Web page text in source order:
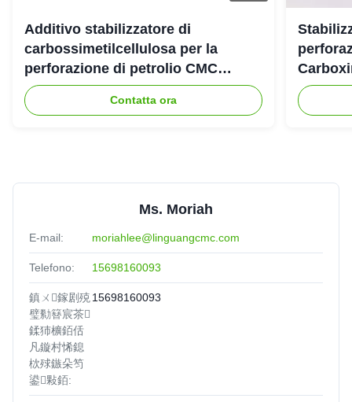
Additivo stabilizzatore di
carbossimetilcellulosa per la
perforazione di petrolio CMC
industriale
Contatta ora
Ms. Moriah
E-mail: moriahlee@linguangcmc.com
Telefono: 15698160093
鎮ㄨ鎵剧殑
璧勬簮宸茶
鍒犻櫎銆佸
凡鏇村悕鎴
栨殏鏃朵笉
鍙敤銆:
15698160093